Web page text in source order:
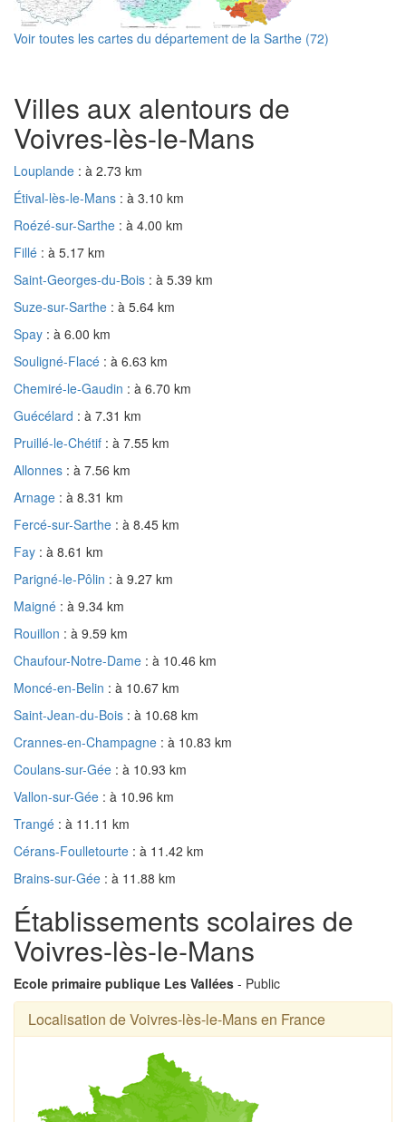
Voir toutes les cartes du département de la Sarthe (72)
Villes aux alentours de
Voivres-lès-le-Mans
Louplande : à 2.73 km
Étival-lès-le-Mans : à 3.10 km
Roézé-sur-Sarthe : à 4.00 km
Fillé : à 5.17 km
Saint-Georges-du-Bois : à 5.39 km
Suze-sur-Sarthe : à 5.64 km
Spay : à 6.00 km
Souligné-Flacé : à 6.63 km
Chemiré-le-Gaudin : à 6.70 km
Guécélard : à 7.31 km
Pruillé-le-Chétif : à 7.55 km
Allonnes : à 7.56 km
Arnage : à 8.31 km
Fercé-sur-Sarthe : à 8.45 km
Fay : à 8.61 km
Parigné-le-Pôlin : à 9.27 km
Maigné : à 9.34 km
Rouillon : à 9.59 km
Chaufour-Notre-Dame : à 10.46 km
Moncé-en-Belin : à 10.67 km
Saint-Jean-du-Bois : à 10.68 km
Crannes-en-Champagne : à 10.83 km
Coulans-sur-Gée : à 10.93 km
Vallon-sur-Gée : à 10.96 km
Trangé : à 11.11 km
Cérans-Foulletourte : à 11.42 km
Brains-sur-Gée : à 11.88 km
Établissements scolaires de
Voivres-lès-le-Mans
Ecole primaire publique Les Vallées - Public
Localisation de Voivres-lès-le-Mans en France